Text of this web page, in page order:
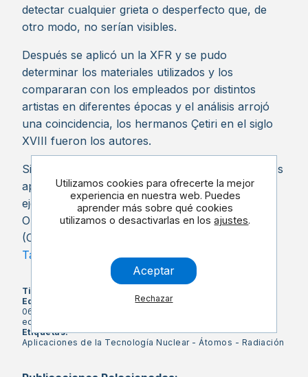
detectar cualquier grieta o desperfecto que, de
otro modo, no serían visibles.
Después se aplicó un la XFR y se pudo
determinar los materiales utilizados y los
compararan con los empleados por distintos
artistas en diferentes épocas y el análisis arrojó
una coincidencia, los hermanos Çetiri en el siglo
XVIII fueron los autores.
Si quieres saber más sobre las técnicas nucleares
aplicadas a conservar el patrimonio cultural con
ejemplos, puedes consultar esta publicación del
Organismo Internacional de Energía Atómica
(OIEA) titulada: "
Tangible Cultural Heritage Conservation
Tipos:
Edades:
06-12 años
edades
Etiquetas:
Aplicaciones de la Tecnología Nuclear-Átomos - Radiación
Utilizamos cookies para ofrecerte la mejor
experiencia en nuestra web. Puedes
aprender más sobre qué cookies
utilizamos o desactivarlas en losajustes.
Aceptar
Rechazar